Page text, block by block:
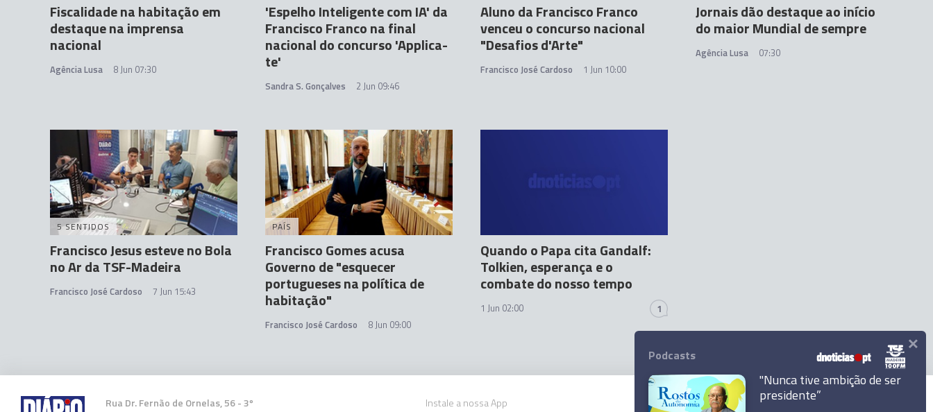
Fiscalidade na habitação em
destaque na imprensa
nacional
Agência Lusa 8 Jun 07:30
'Espelho Inteligente com IA' da
Francisco Franco na final
nacional do concurso 'Applica-
te'
Sandra S. Gonçalves 2 Jun 09:46
Aluno da Francisco Franco
venceu o concurso nacional
"Desafios d'Arte"
Francisco José Cardoso 1 Jun 10:00
Jornais dão destaque ao início
do maior Mundial de sempre
Agência Lusa 07:30
5 SENTIDOS
Francisco Jesus esteve no Bola
no Ar da TSF-Madeira
Francisco José Cardoso 7 Jun 15:43
PAÍS
Francisco Gomes acusa
Governo de "esquecer
portugueses na política de
habitação"
Francisco José Cardoso 8 Jun 09:00
Quando o Papa cita Gandalf:
Tolkien, esperança e o
combate do nosso tempo
1 Jun 02:00 1
Rua Dr. Fernão de Ornelas, 56 - 3º
Instale a nossa App
Podcasts
"Nunca tive ambição de ser
presidente”
×